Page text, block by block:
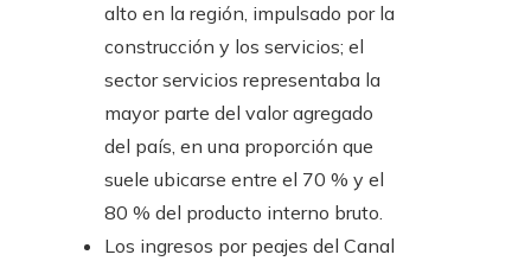
alto en la región, impulsado por la
construcción y los servicios; el
sector servicios representaba la
mayor parte del valor agregado
del país, en una proporción que
suele ubicarse entre el 70 % y el
80 % del producto interno bruto.
Los ingresos por peajes del Canal